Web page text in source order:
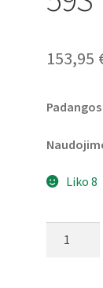
153,95
Liko 8